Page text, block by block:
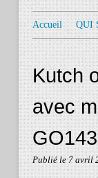
Accueil QUI
Kutch
avec
Publié le7 avril